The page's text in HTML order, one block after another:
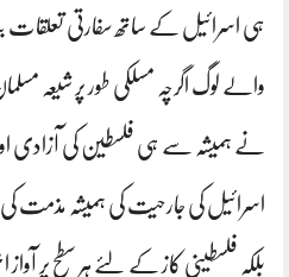
ہی اسرائیل کے ساتھ سفارتی تعلقات
والے لوگ اگرچہ مسلکی طور پر شیعہ
نے ہمیشہ سے ہی فلسطین کی آزادی
اسرائیل کی جارحیت کی ہمیشہ
بلکہ فلسطینی کاز کے لئے ہر سطح پر